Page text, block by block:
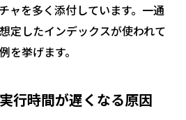
ャを多く添付しています。一通
定したインデックスが使われて
を挙げます。
行時間が遅くなる原因